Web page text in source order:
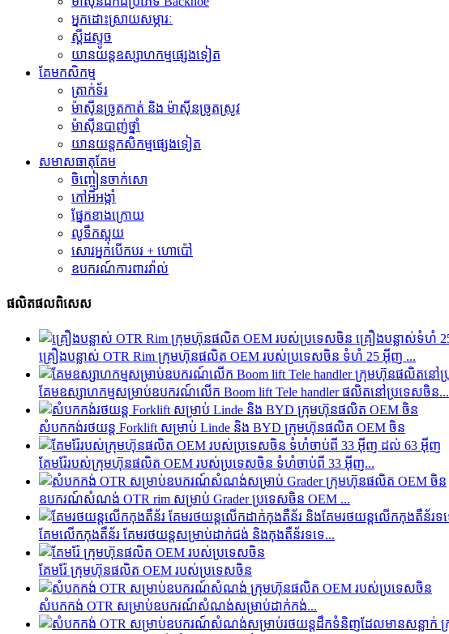
អ្នកដោះស្រាយសម្ភារៈ
ស្គីដស្ទូច
យានយន្តឧស្សាហកម្មផ្សេងទៀត
គែមកសិកម្ម
ត្រាក់ទ័រ
ម៉ាស៊ីនច្រូតកាត់ និង ម៉ាស៊ីនច្រូតស្រូវ
ម៉ាស៊ីនបាញ់ថ្នាំ
យានយន្តកសិកម្មផ្សេងទៀត
សមាសធាតុ​គែម
ចិញ្ចៀនចាក់សោ
កៅអីអង្កាំ
ផ្នែកខាងក្រោយ
លូទឹកស្អុយ
សោរអ្នកបើកបរ + ហោប៉ៅ
ឧបករណ៍ការពារវ៉ាល់
ផលិតផលពិសេស
គ្រឿងបន្លាស់ OTR Rim ក្រុមហ៊ុនផលិត OEM របស់ប្រទេសចិន ទំហំ 25 អ៊ីញ ...
គែមឧស្សាហកម្មសម្រាប់ឧបករណ៍លើក Boom lift Tele handler ផលិតនៅប្រទេសចិន...
សំបកកង់រថយន្ត Forklift សម្រាប់ Linde និង BYD ក្រុមហ៊ុនផលិត OEM ចិន
គែម​រ៉ែ​របស់​ក្រុមហ៊ុន​ផលិត OEM របស់​ប្រទេស​ចិន ទំហំ​ចាប់ពី 33 អ៊ីញ...
ឧបករណ៍សំណង់ OTR rim សម្រាប់ Grader ប្រទេសចិន OEM ...
គែមលើកកុងតឺន័រ គែមរថយន្តសម្រាប់ដាក់ជង់ និងកុងតឺន័រទទេ...
គែមរ៉ែ ក្រុមហ៊ុនផលិត OEM របស់ប្រទេសចិន
សំបកកង់ OTR សម្រាប់ឧបករណ៍សំណង់សម្រាប់ដាក់កង់...